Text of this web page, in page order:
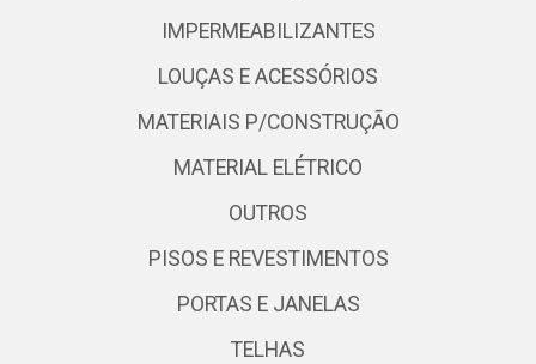
IMPERMEABILIZANTES
LOUÇAS E ACESSÓRIOS
MATERIAIS P/CONSTRUÇÃO
MATERIAL ELÉTRICO
OUTROS
PISOS E REVESTIMENTOS
PORTAS E JANELAS
TELHAS